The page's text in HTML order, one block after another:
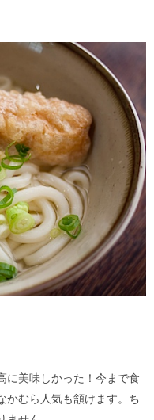
に美味しかった！今まで食
かむら人気も頷けます。ち